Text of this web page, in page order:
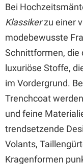
Bei
Klassikerzu einer
modebewusste
Schnittformen, die
luxuriöse Stoffe,
im Vordergrund.
Trenchcoat
und feine
trendsetzende
Volants,
Kragenformen